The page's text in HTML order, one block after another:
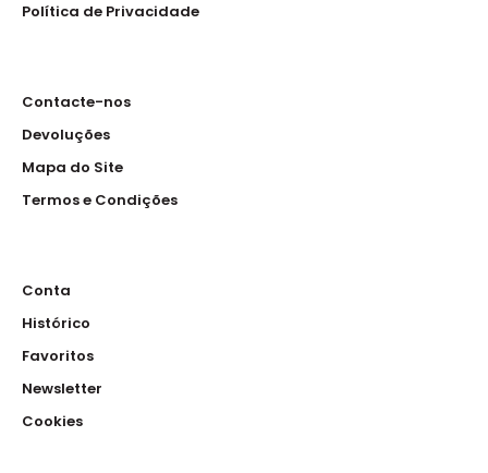
Política de Privacidade
Contacte-nos
Devoluções
Mapa do Site
Termos e Condições
Conta
Histórico
Favoritos
Newsletter
Cookies